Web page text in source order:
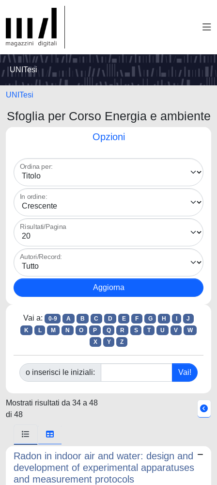
UNITesi
UNITesi
Sfoglia per Corso Energia e ambiente
Opzioni
Ordina per:
In ordine:
Risultati/Pagina
Autori/Record:
Vai a: 0-9 A B C D E F G H
J
K
L M N O P Q R S T U V
W
X
Y Z
o inserisci le iniziali:
Mostrati risultati da 34 a 48
di 48
Radon in indoor air and water: design and
development of experimental apparatuses
and measurement protocols